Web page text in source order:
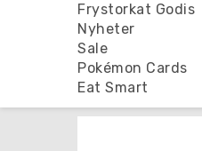
Frystorkat Godis
Nyheter
Sale
Pokémon Cards
Eat Smart